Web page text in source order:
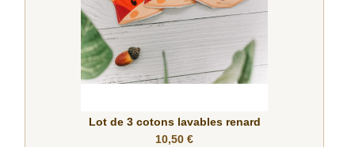
Lot de 3 cotons lavables renard
10,50 €